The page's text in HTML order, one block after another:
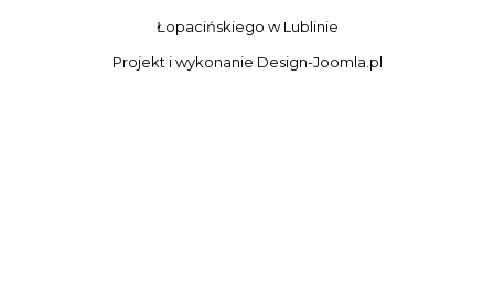
Łopacińskiego w Lublinie
Projekt i wykonanie Design-Joomla.pl